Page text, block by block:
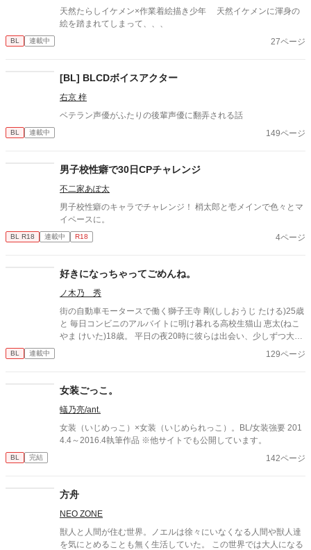
o.jp/manga/329466450/93442415
天然たらしイケメン×作業着絵描き少年 天然イケメンに渾身の
絵を踏まれてしまって、、、
BL 連載中 27ページ
[BL] BLCDボイスアクター
右京 梓
ベテラン声優がふたりの後輩声優に翻弄される話
BL 連載中 149ページ
男子校性癖で30日CPチャレンジ
不二家あぽ太
男子校性癖のキャラでチャレンジ！ 梢太郎と壱メインで色々とマ
イペースに。
BL R18 連載中 R18 4ページ
好きになっちゃってごめんね。
ノ木乃 秀
街の自動車モータースで働く獅子王寺 剛(ししおうじ たける)25歳
と 毎日コンビニのアルバイトに明け暮れる高校生猫山 恵太(ねこ
やま けいた)18歳。 平日の夜20時に彼らは出会い、少しずつ大人
な彼らの苦くて酸っぱくてタバコくさい 年上社会人×思春期高校
BL 連載中 129ページ
女装ごっこ。
蟻乃亮/ant.
女装（いじめっこ）×女装（いじめられっこ）。BL/女装強要 201
4.4～2016.4執筆作品 ※他サイトでも公開しています。
BL 完結 142ページ
方舟
NEO ZONE
獣人と人間が住む世界。ノエルは徐々にいなくなる人間や獣人達
を気にとめることも無く生活していた。 この世界では大人になる